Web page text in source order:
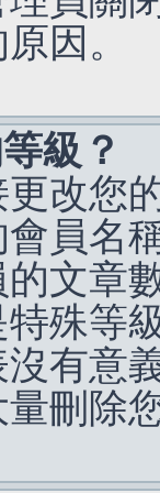
因。
級？
改您
員名
文章
殊等
有意
刪除